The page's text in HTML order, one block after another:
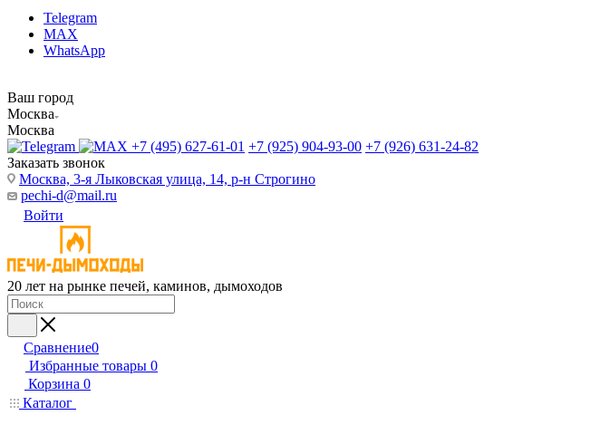
Telegram
MAX
WhatsApp
Ваш город
Москва
Москва
+7 (495) 627-61-01 +7 (925) 904-93-00 +7 (926) 631-24-82
Заказать звонок
Москва, 3-я Лыковская улица, 14, р-н Строгино
pechi-d@mail.ru
Войти
20 лет на рынке печей, каминов, дымоходов
Сравнение0
Избранные товары 0
Корзина 0
Каталог